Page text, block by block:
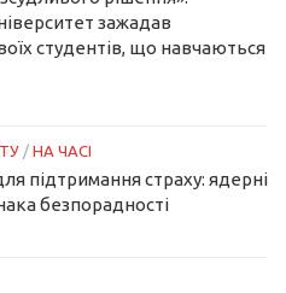
зажадав
студентів, що навчаються
/ НА ЧАСІ
підтримання страху: ядерні
безпорадності